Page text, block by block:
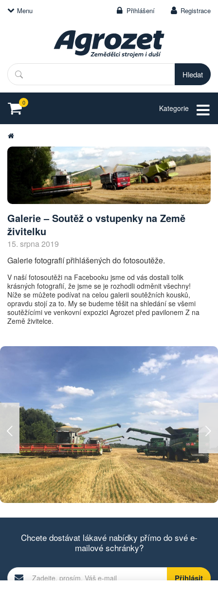
Menu Přihlášení Registrace
Hledat
0
Kategorie
Galerie – Soutěž o vstupenky na Země
živitelku
15. srpna 2019
Galerie fotografií přihlášených do fotosoutěže.
V naší fotosoutěži na Facebooku jsme od vás dostali tolik
krásných fotografií, že jsme se je rozhodli odměnit všechny!
Níže se můžete podívat na celou galerii soutěžních kousků,
opravdu stojí za to. My se budeme těšit na shledání se všemi
soutěžícími ve venkovní expozici Agrozet před pavilonem Z na
Země živitelce.
Chcete dostávat lákavé nabídky přímo do své e-
mailové schránky?